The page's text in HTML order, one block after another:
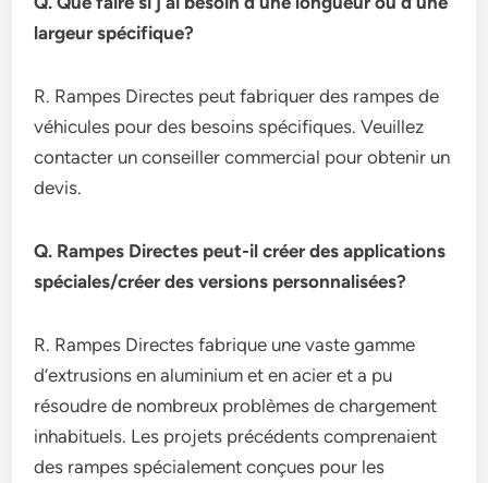
largeur spécifique?
R. Rampes Directes peut fabriquer des rampes de
véhicules pour des besoins spécifiques. Veuillez
contacter un conseiller commercial pour obtenir un
devis.
Q. Rampes Directes peut-il créer des applications
spéciales/créer des versions personnalisées?
R. Rampes Directes fabrique une vaste gamme
d’extrusions en aluminium et en acier et a pu
résoudre de nombreux problèmes de chargement
inhabituels. Les projets précédents comprenaient
des rampes spécialement conçues pour les